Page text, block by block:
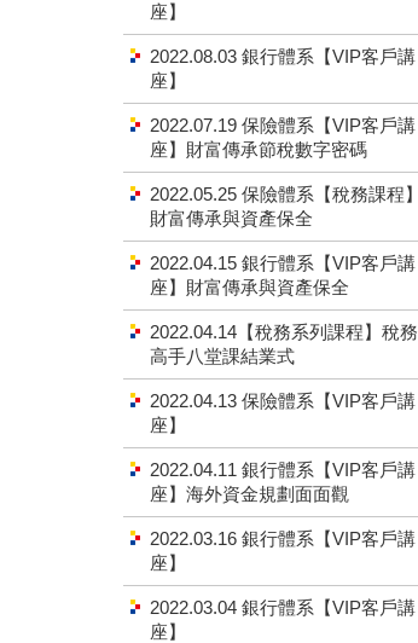
座】
2022.08.03 銀行體系【VIP客戶講
座】
2022.07.19 保險體系【VIP客戶講
座】財富傳承節稅數字密碼
2022.05.25 保險體系【稅務課程】
財富傳承與資產保全
2022.04.15 銀行體系【VIP客戶講
座】財富傳承與資產保全
2022.04.14【稅務系列課程】稅務
高手八堂課結業式
2022.04.13 保險體系【VIP客戶講
座】
2022.04.11 銀行體系【VIP客戶講
座】海外資金規劃面面觀
2022.03.16 銀行體系【VIP客戶講
座】
2022.03.04 銀行體系【VIP客戶講
座】